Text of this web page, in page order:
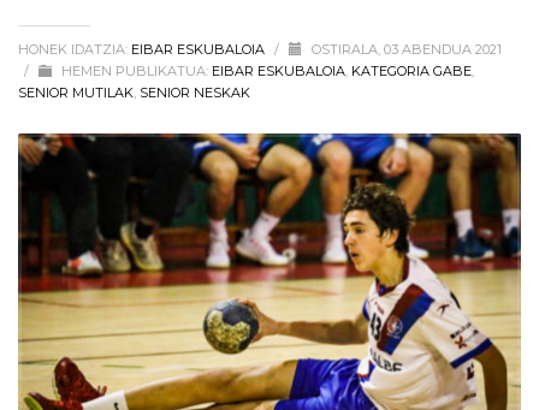
HONEK IDATZIA: EIBAR ESKUBALOIA /
OSTIRALA, 03 ABENDUA 2021
/
HEMEN PUBLIKATUA: EIBAR ESKUBALOIA, KATEGORIA GABE,
SENIOR MUTILAK, SENIOR NESKAK